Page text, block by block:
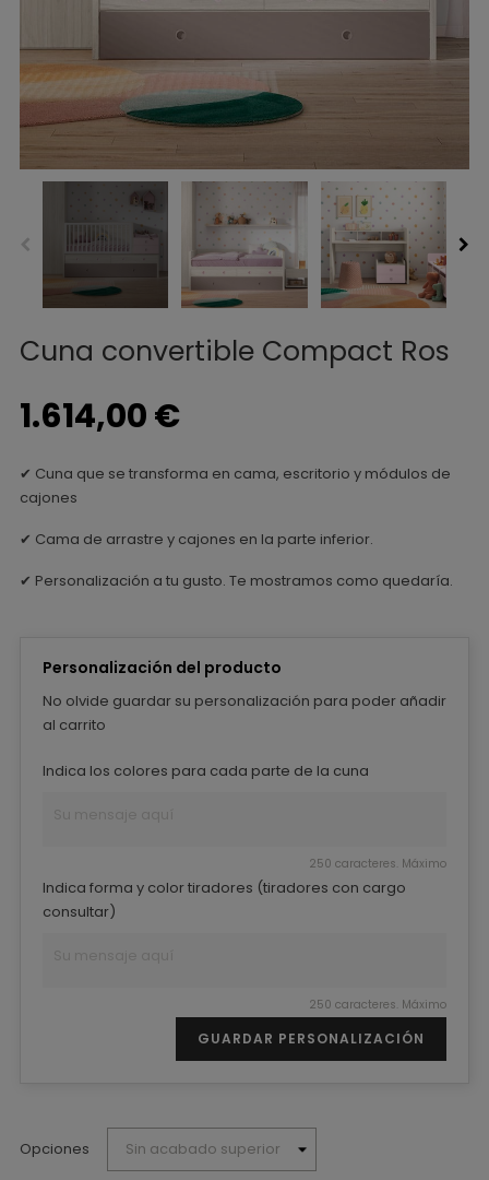
Cuna convertible Compact Ros
1.614,00 €
✔ Cuna que se transforma en cama, escritorio y módulos de
cajones
✔ Cama de arrastre y cajones en la parte inferior.
✔ Personalización a tu gusto. Te mostramos como quedaría.
Personalización del producto
No olvide guardar su personalización para poder añadir
al carrito
Indica los colores para cada parte de la cuna
250 caracteres. Máximo
Indica forma y color tiradores (tiradores con cargo
consultar)
250 caracteres. Máximo
GUARDAR PERSONALIZACIÓN
Opciones